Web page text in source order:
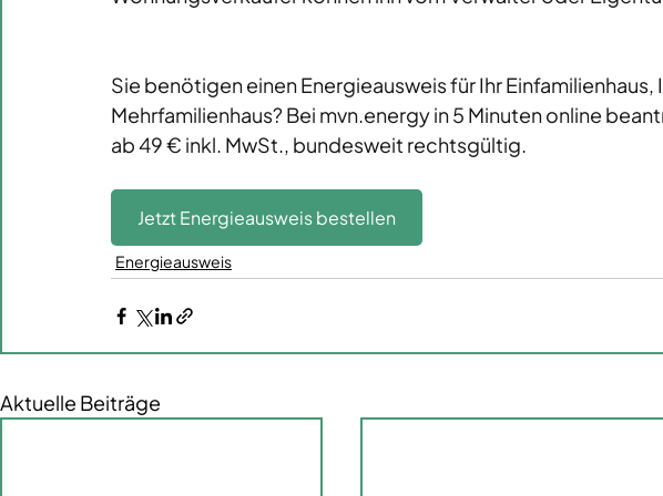
Sie benötigen einen Energieausweis für Ihr Einfamilienhaus,
Mehrfamilienhaus? Bei mvn.energy in 5 Minuten online
ab 49 € inkl. MwSt., bundesweit rechtsgültig.
Jetzt Energieausweis bestellen
Energieausweis
Aktuelle Beiträge